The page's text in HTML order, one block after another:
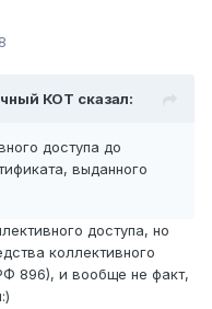
КОТ сказал:
доступа до
выданного
доступа, но
коллективного
896), и вообще не факт,